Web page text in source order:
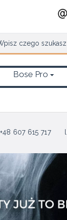
Bose Pro
+48 607 615 717